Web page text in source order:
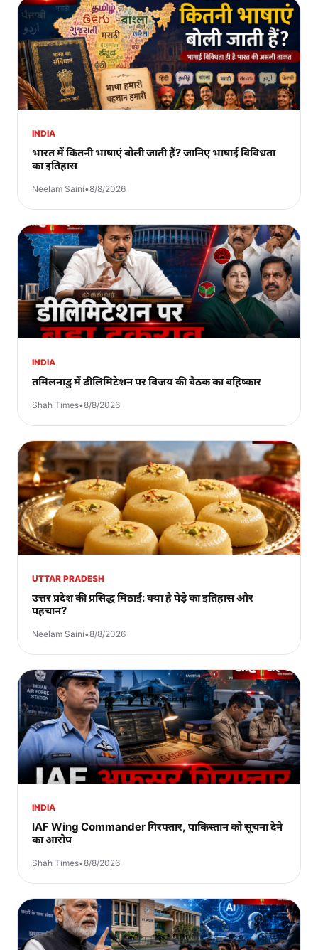
INDIA
भारत में कितनी भाषाएं बोली जाती हैं? जानिए भाषाई विविधता
का इतिहास
Neelam Saini•8/8/2026
INDIA
तमिलनाडु में डीलिमिटेशन पर विजय की बैठक का बहिष्कार
Shah Times•8/8/2026
UTTAR PRADESH
उत्तर प्रदेश की प्रसिद्ध मिठाई: क्या है पेड़े का इतिहास और
पहचान?
Neelam Saini•8/8/2026
INDIA
IAF Wing Commander गिरफ्तार, पाकिस्तान को सूचना देने
का आरोप
Shah Times•8/8/2026